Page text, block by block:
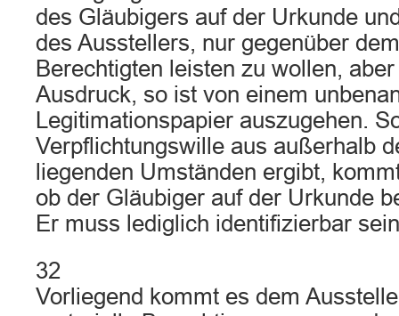
des Gläubigers auf der Urkunde
des Ausstellers, nur gegenüber
Berechtigten leisten zu wollen,
Ausdruck, so ist von einem
Legitimationspapier auszugehen.
Verpflichtungswille aus außerhalb
liegenden Umständen ergibt,
ob der Gläubiger auf der Urkunde
Er muss lediglich identifizierbar
32
Vorliegend kommt es dem